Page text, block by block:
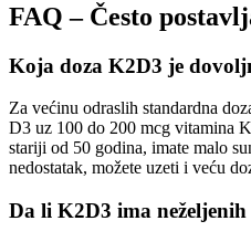
FAQ – Često
Koja doza K2D3 je
Za većinu odraslih standardna
D3 uz 100 do 200 mcg vitamina
stariji od 50 godina, imate malo
nedostatak, možete uzeti i veću
Da li K2D3 ima neželjenih